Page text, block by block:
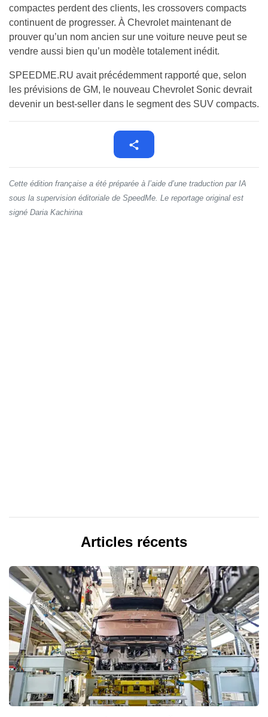
compactes perdent des clients, les crossovers compacts
continuent de progresser. À Chevrolet maintenant de
prouver qu’un nom ancien sur une voiture neuve peut se
vendre aussi bien qu’un modèle totalement inédit.
SPEEDME.RU avait précédemment rapporté que, selon
les prévisions de GM, le nouveau Chevrolet Sonic devrait
devenir un best-seller dans le segment des SUV compacts.
Cette édition française a été préparée à l’aide d’une traduction par IA
sous la supervision éditoriale de SpeedMe. Le reportage original est
signé Daria Kachirina
Articles récents